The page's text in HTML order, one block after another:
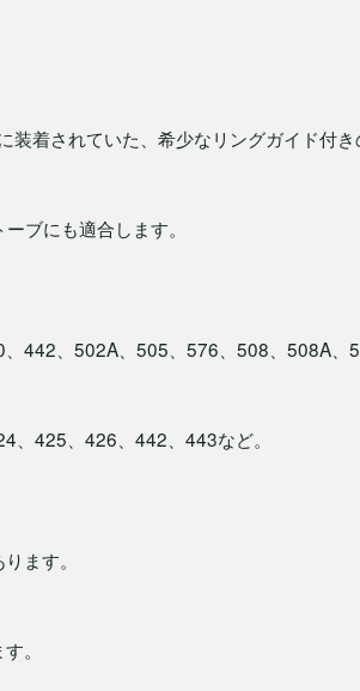
着されていた、希少なリングガイド付き
ブにも適合します。
442、502A、505、576、508、508A、
、425、426、442、443など。
ます。
。